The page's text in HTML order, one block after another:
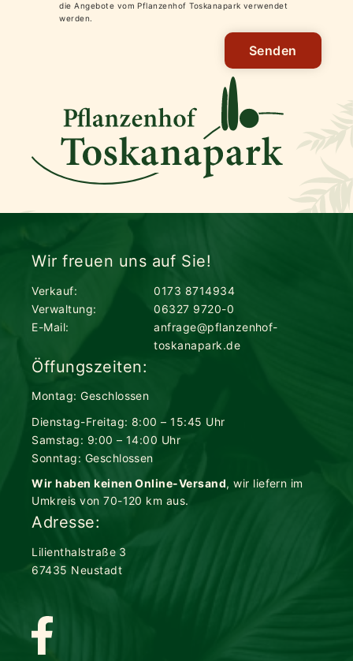
die Angebote vom Pflanzenhof Toskanapark verwendet
werden.
Senden
Wir freuen uns auf Sie!
Verkauf:
0173 8714934
Verwaltung:
06327 9720-0
E-Mail:
anfrage@pflanzenhof-
toskanapark.de
Öffungszeiten:
Montag: Geschlossen
Dienstag-Freitag: 8:00 – 15:45 Uhr
Samstag: 9:00 – 14:00 Uhr
Sonntag: Geschlossen
Wir haben keinen Online-Versand, wir liefern im
Umkreis von 70-120 km aus.
Adresse:
Lilienthalstraße 3
67435 Neustadt